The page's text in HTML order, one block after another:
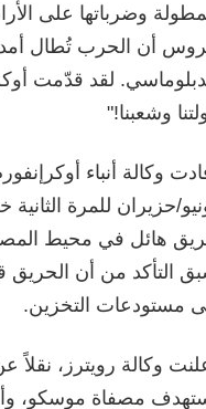
وضرباتها على
أن الحرب تُطال
لقد قدّمت
وشعبنا!"
حزيران للمرة
هائل في محيط
التأكد من أن الحريق
مستودعات التخزين.
وكالة رويترز،
مصفاة موسكو،